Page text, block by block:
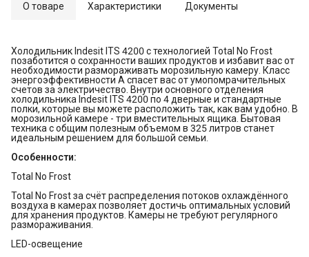
О товаре Характеристики Документы
Холодильник Indesit ITS 4200 с технологией Total No Frost
позаботится о сохранности ваших продуктов и избавит вас от
необходимости размораживать морозильную камеру. Класс
энергоэффективности А спасет вас от умопомрачительных
счетов за электричество. Внутри основного отделения
холодильника Indesit ITS 4200 по 4 дверные и стандартные
полки, которые вы можете расположить так, как вам удобно. В
морозильной камере - три вместительных ящика. Бытовая
техника с общим полезным объемом в 325 литров станет
идеальным решением для большой семьи.
Особенности:
Total No Frost
Total No Frost за счёт распределения потоков охлаждённого
воздуха в камерах позволяет достичь оптимальных условий
для хранения продуктов. Камеры не требуют регулярного
размораживания.
LED-освещение